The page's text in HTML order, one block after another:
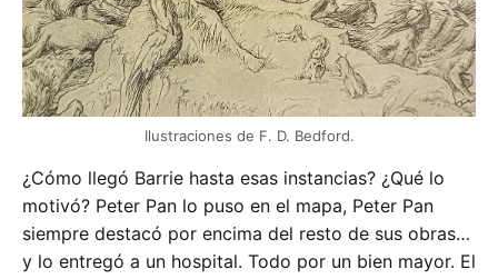
Ilustraciones de F. D. Bedford.
¿Cómo llegó Barrie hasta esas instancias? ¿Qué lo
motivó? Peter Pan lo puso en el mapa, Peter Pan
siempre destacó por encima del resto de sus obras…
y lo entregó a un hospital. Todo por un bien mayor. El